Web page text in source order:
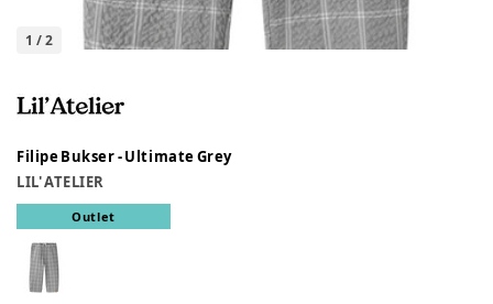
1 /2
Filipe Bukser - Ultimate Grey
LIL' ATELIER
Outlet